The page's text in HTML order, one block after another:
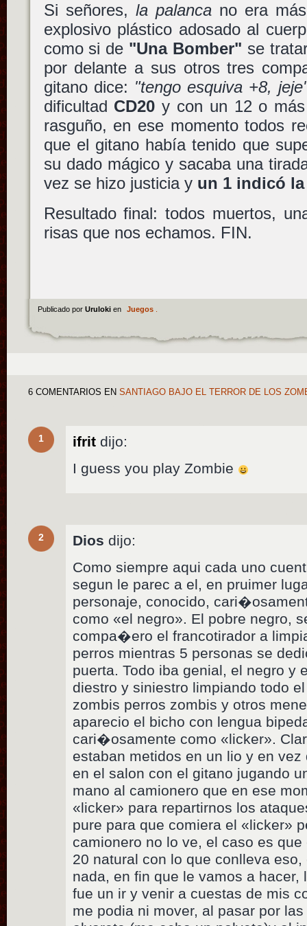
Si señores, la palancano era más
explosivo plástico adosado al
como si de "Una Bomber" se
por delante a sus otros tres
gitano dice: "tengo esquiva +8,
dificultad CD20 y con un 12 o
rasguño, en ese momento todos
que el gitano había tenido que
su dado mágico y sacaba una
vez se hizo justicia y un 1 indicó
Resultado final: todos muertos,
risas que nos echamos. FIN.
Publicado por Uruloki en Juegos.
6 COMENTARIOS EN SANTIAGO BAJO EL TERROR DE LOS
1 ifrit dijo:
I guess you play Zombie
2 Dios dijo:
Como siempre aqui cada uno
segun le parec a el, en pruimer
personaje, conocido,
como «el negro». El pobre negro,
compa�ero el francotirador a
perros mientras 5 personas se
puerta. Todo iba genial, el negro y
diestro y siniestro limpiando todo
zombis perros zombis y otros
aparecio el bicho con lengua
cari�osamente como «licker».
estaban metidos en un lio y en
en el salon con el gitano jugando
mano al camionero que en ese
«licker» para repartirnos los
pure para que comiera el «licker»
camionero no lo ve, el caso es
20 natural con lo que conlleva
nada, en fin que le vamos a hacer,
fue un ir y venir a cuestas de mis
me podia ni mover, al pasar por